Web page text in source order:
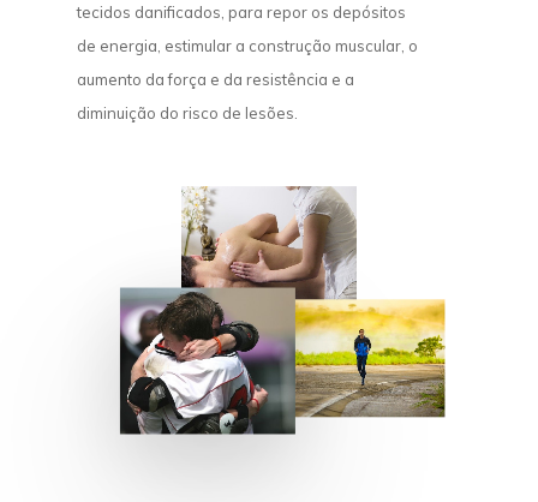
tecidos danificados, para repor os depósitos
de energia, estimular a construção muscular, o
aumento da força e da resistência e a
diminuição do risco de lesões.